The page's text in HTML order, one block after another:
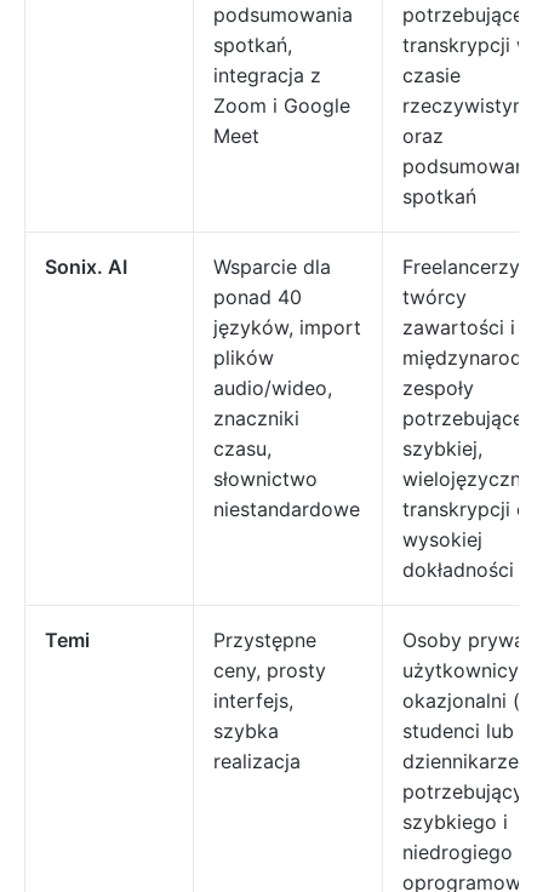
podsumowania
spotkań,
integracja z
Zoom i Google
Meet
potrzebujące
transkrypcji w
czasie
rzeczywistym
oraz
podsumowań
spotkań
Sonix. AI
Wsparcie dla
ponad 40
języków, import
plików
audio/wideo,
znaczniki
czasu,
słownictwo
niestandardowe
Freelancerzy,
twórcy
zawartości i
zespoły
potrzebujące
szybkiej,
wielojęzycznej
transkrypcji o
wysokiej
dokładności
Temi
Przystępne
ceny, prosty
interfejs,
szybka
realizacja
Osoby
użytkownicy
okazjonalni
studenci lub
dziennikarze)
potrzebujący
szybkiego i
niedrogiego